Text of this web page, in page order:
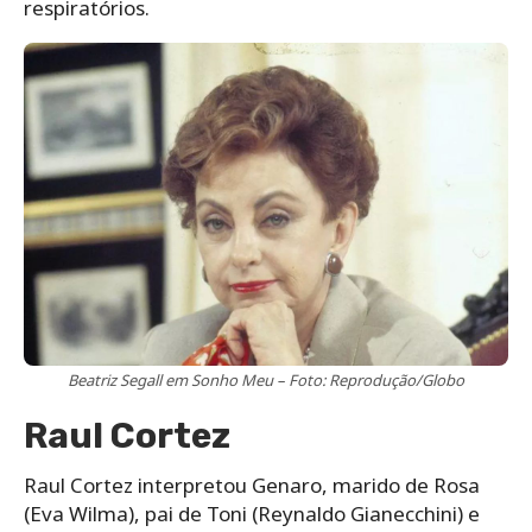
respiratórios.
Beatriz Segall em Sonho Meu – Foto: Reprodução/Globo
Raul Cortez
Raul Cortez interpretou Genaro, marido de Rosa
(Eva Wilma), pai de Toni (Reynaldo Gianecchini) e